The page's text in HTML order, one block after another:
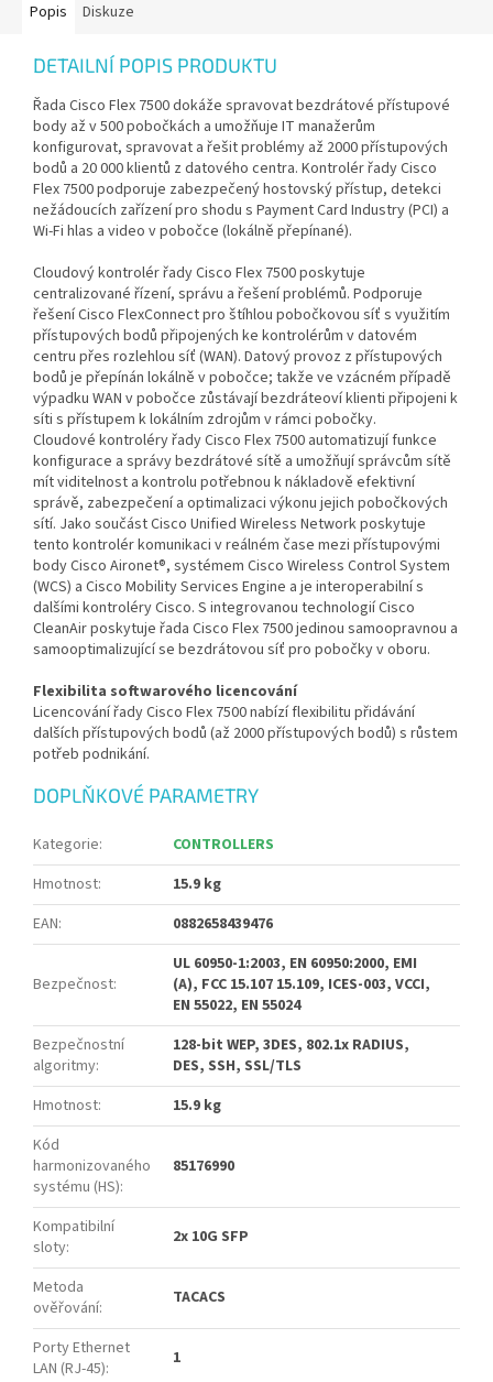
Popis Diskuze
DETAILNÍ POPIS PRODUKTU
Řada Cisco Flex 7500 dokáže spravovat bezdrátové přístupové
body až v 500 pobočkách a umožňuje IT manažerům
konfigurovat, spravovat a řešit problémy až 2000 přístupových
bodů a 20 000 klientů z datového centra. Kontrolér řady Cisco
Flex 7500 podporuje zabezpečený hostovský přístup, detekci
nežádoucích zařízení pro shodu s Payment Card Industry (PCI) a
Wi-Fi hlas a video v pobočce (lokálně přepínané).
Cloudový kontrolér řady Cisco Flex 7500 poskytuje
centralizované řízení, správu a řešení problémů. Podporuje
řešení Cisco FlexConnect pro štíhlou pobočkovou síť s využitím
přístupových bodů připojených ke kontrolérům v datovém
centru přes rozlehlou síť (WAN). Datový provoz z přístupových
bodů je přepínán lokálně v pobočce; takže ve vzácném případě
výpadku WAN v pobočce zůstávají bezdráteoví klienti připojeni k
síti s přístupem k lokálním zdrojům v rámci pobočky.
Cloudové kontroléry řady Cisco Flex 7500 automatizují funkce
konfigurace a správy bezdrátové sítě a umožňují správcům sítě
mít viditelnost a kontrolu potřebnou k nákladově efektivní
správě, zabezpečení a optimalizaci výkonu jejich pobočkových
sítí. Jako součást Cisco Unified Wireless Network poskytuje
tento kontrolér komunikaci v reálném čase mezi přístupovými
body Cisco Aironet®, systémem Cisco Wireless Control System
(WCS) a Cisco Mobility Services Engine a je interoperabilní s
dalšími kontroléry Cisco. S integrovanou technologií Cisco
CleanAir poskytuje řada Cisco Flex 7500 jedinou samoopravnou a
samooptimalizující se bezdrátovou síť pro pobočky v oboru.
Flexibilita softwarového licencování
Licencování řady Cisco Flex 7500 nabízí flexibilitu přidávání
dalších přístupových bodů (až 2000 přístupových bodů) s růstem
potřeb podnikání.
DOPLŇKOVÉ PARAMETRY
Kategorie:
CONTROLLERS
Hmotnost:
15.9 kg
EAN: 0882658439476
Bezpečnost:
UL 60950-1:2003, EN 60950:2000, EMI
(A), FCC 15.107 15.109, ICES-003, VCCI,
EN 55022, EN 55024
Bezpečnostní
algoritmy:
128-bit WEP, 3DES, 802.1x RADIUS,
DES, SSH, SSL/TLS
Hmotnost:
15.9 kg
Kód
harmonizovaného
systému (HS):
85176990
Kompatibilní
sloty: 2x 10G SFP
Metoda
ověřování: TACACS
Porty Ethernet
LAN (RJ-45): 1